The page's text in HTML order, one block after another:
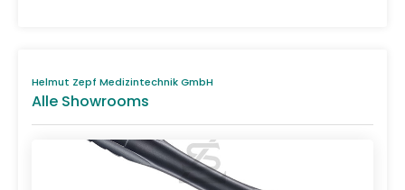
Helmut Zepf Medizintechnik GmbH
Alle Showrooms